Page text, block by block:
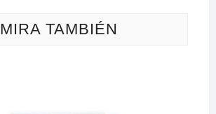
MIRA TAMBIÉN